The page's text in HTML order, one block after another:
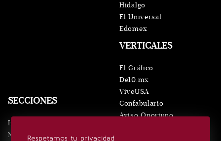
Respetamos tu privacidad
SECCIONES
Inicio
Noticias
VERTICALES
El Gráfico
De10.mx
ViveUSA
Confabulario
Aviso Oportuno
Hidalgo
El Universal
Edomex